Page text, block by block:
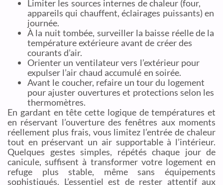
Limiter les sources internes de chaleur (four,
appareils qui chauffent, éclairages puissants) en
journée.
À la nuit tombée, surveiller la baisse réelle de la
température extérieure avant de créer des
courants d’air.
Orienter un ventilateur vers l’extérieur pour
expulser l’air chaud accumulé en soirée.
Avant le coucher, refaire un tour du logement
pour ajuster ouvertures et protections selon les
thermomètres.
En gardant en tête cette logique de températures et
en réservant l’ouverture des fenêtres aux moments
réellement plus frais, vous limitez l’entrée de chaleur
tout en préservant un air supportable à l’intérieur.
Quelques gestes simples, répétés chaque jour de
canicule, suffisent à transformer votre logement en
refuge plus stable, même sans équipements
sophistiqués. L’essentiel est de rester attentif aux